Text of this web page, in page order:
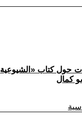
حول كتاب «الشيوعية
كمال